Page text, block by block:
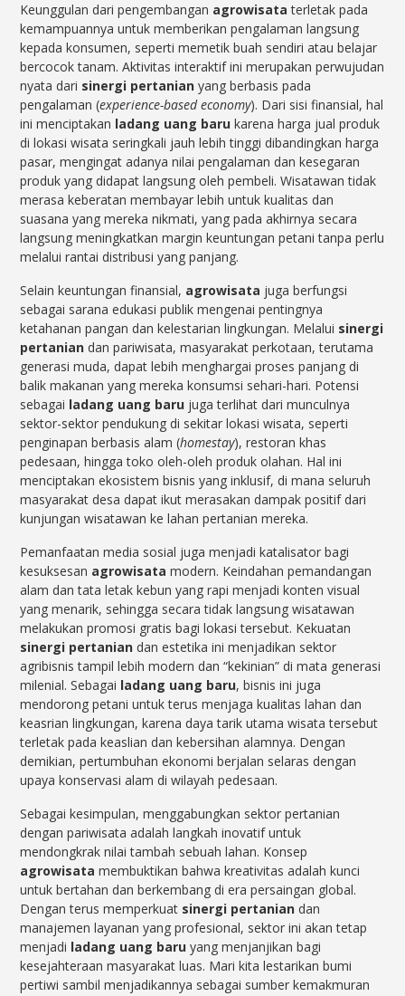
Keunggulan dari pengembangan agrowisata terletak pada
kemampuannya untuk memberikan pengalaman langsung
kepada konsumen, seperti memetik buah sendiri atau belajar
bercocok tanam. Aktivitas interaktif ini merupakan perwujudan
nyata dari sinergi pertanian yang berbasis pada
pengalaman (experience-based economy). Dari sisi finansial, hal
ini menciptakan ladang uang baru karena harga jual produk
di lokasi wisata seringkali jauh lebih tinggi dibandingkan harga
pasar, mengingat adanya nilai pengalaman dan kesegaran
produk yang didapat langsung oleh pembeli. Wisatawan tidak
merasa keberatan membayar lebih untuk kualitas dan
suasana yang mereka nikmati, yang pada akhirnya secara
langsung meningkatkan margin keuntungan petani tanpa perlu
melalui rantai distribusi yang panjang.
Selain keuntungan finansial, agrowisata juga berfungsi
sebagai sarana edukasi publik mengenai pentingnya
ketahanan pangan dan kelestarian lingkungan. Melalui sinergi
pertanian dan pariwisata, masyarakat perkotaan, terutama
generasi muda, dapat lebih menghargai proses panjang di
balik makanan yang mereka konsumsi sehari-hari. Potensi
sebagai ladang uang baru juga terlihat dari munculnya
sektor-sektor pendukung di sekitar lokasi wisata, seperti
penginapan berbasis alam (homestay), restoran khas
pedesaan, hingga toko oleh-oleh produk olahan. Hal ini
menciptakan ekosistem bisnis yang inklusif, di mana seluruh
masyarakat desa dapat ikut merasakan dampak positif dari
kunjungan wisatawan ke lahan pertanian mereka.
Pemanfaatan media sosial juga menjadi katalisator bagi
kesuksesan agrowisata modern. Keindahan pemandangan
alam dan tata letak kebun yang rapi menjadi konten visual
yang menarik, sehingga secara tidak langsung wisatawan
melakukan promosi gratis bagi lokasi tersebut. Kekuatan
sinergi pertanian dan estetika ini menjadikan sektor
agribisnis tampil lebih modern dan “kekinian” di mata generasi
milenial. Sebagai ladang uang baru, bisnis ini juga
mendorong petani untuk terus menjaga kualitas lahan dan
keasrian lingkungan, karena daya tarik utama wisata tersebut
terletak pada keaslian dan kebersihan alamnya. Dengan
demikian, pertumbuhan ekonomi berjalan selaras dengan
upaya konservasi alam di wilayah pedesaan.
Sebagai kesimpulan, menggabungkan sektor pertanian
dengan pariwisata adalah langkah inovatif untuk
mendongkrak nilai tambah sebuah lahan. Konsep
agrowisata membuktikan bahwa kreativitas adalah kunci
untuk bertahan dan berkembang di era persaingan global.
Dengan terus memperkuat sinergi pertanian dan
manajemen layanan yang profesional, sektor ini akan tetap
menjadi ladang uang baru yang menjanjikan bagi
kesejahteraan masyarakat luas. Mari kita lestarikan bumi
pertiwi sambil menjadikannya sebagai sumber kemakmuran